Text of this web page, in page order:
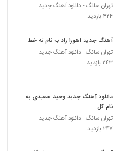
تهران سانگ - دانلود آهنگ جدید
۴۲۴ بازدید
آهنگ جدید اهورا راد به نام ته خط
تهران سانگ - دانلود آهنگ جدید
۲۴۳ بازدید
دانلود آهنگ جدید وحید سعیدی به
نام کل
تهران سانگ - دانلود آهنگ جدید
۲۴۷ بازدید